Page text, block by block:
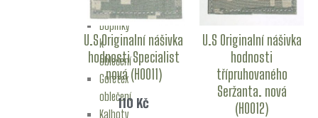
Bundy
Doplňky
k
oblečení
Goretex
oblečení
Kalhoty
U.S Originalní nášivka
hodnosti Specialist
nová (H0011)
110 Kč
U.S Originalní nášivka
hodnosti
třípruhovaného
Seržanta. nová
(H0012)